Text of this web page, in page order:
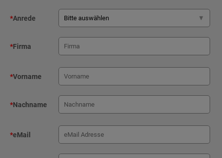
*Anrede
*Firma
*Vorname
*Nachname
*eMail